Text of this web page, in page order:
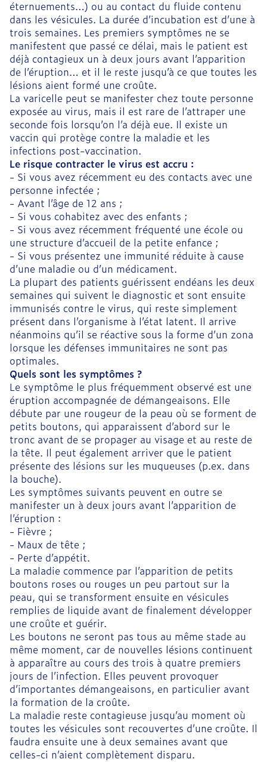
éternuements…) ou au contact du fluide contenu
dans les vésicules. La durée d’incubation est d’une à
trois semaines. Les premiers symptômes ne se
manifestent que passé ce délai, mais le patient est
déjà contagieux un à deux jours avant l’apparition
de l’éruption… et il le reste jusqu’à ce que toutes les
lésions aient formé une croûte.
La varicelle peut se manifester chez toute personne
exposée au virus, mais il est rare de l’attraper une
seconde fois lorsqu’on l’a déjà eue. Il existe un
vaccin qui protège contre la maladie et les
infections post-vaccination.
Le risque contracter le virus est accru :
- Si vous avez récemment eu des contacts avec une
personne infectée ;
- Avant l’âge de 12 ans ;
- Si vous cohabitez avec des enfants ;
- Si vous avez récemment fréquenté une école ou
une structure d’accueil de la petite enfance ;
- Si vous présentez une immunité réduite à cause
d’une maladie ou d’un médicament.
La plupart des patients guérissent endéans les deux
semaines qui suivent le diagnostic et sont ensuite
immunisés contre le virus, qui reste simplement
présent dans l’organisme à l’état latent. Il arrive
néanmoins qu’il se réactive sous la forme d’un zona
lorsque les défenses immunitaires ne sont pas
optimales.
Quels sont les symptômes ?
Le symptôme le plus fréquemment observé est une
éruption accompagnée de démangeaisons. Elle
débute par une rougeur de la peau où se forment de
petits boutons, qui apparaissent d’abord sur le
tronc avant de se propager au visage et au reste de
la tête. Il peut également arriver que le patient
présente des lésions sur les muqueuses (p.ex. dans
la bouche).
Les symptômes suivants peuvent en outre se
manifester un à deux jours avant l’apparition de
l’éruption :
- Fièvre ;
- Maux de tête ;
- Perte d’appétit.
La maladie commence par l’apparition de petits
boutons roses ou rouges un peu partout sur la
peau, qui se transforment ensuite en vésicules
remplies de liquide avant de finalement développer
une croûte et guérir.
Les boutons ne seront pas tous au même stade au
même moment, car de nouvelles lésions continuent
à apparaître au cours des trois à quatre premiers
jours de l’infection. Elles peuvent provoquer
d’importantes démangeaisons, en particulier avant
la formation de la croûte.
La maladie reste contagieuse jusqu’au moment où
toutes les vésicules sont recouvertes d’une croûte. Il
faudra ensuite une à deux semaines avant que
celles-ci n’aient complètement disparu.